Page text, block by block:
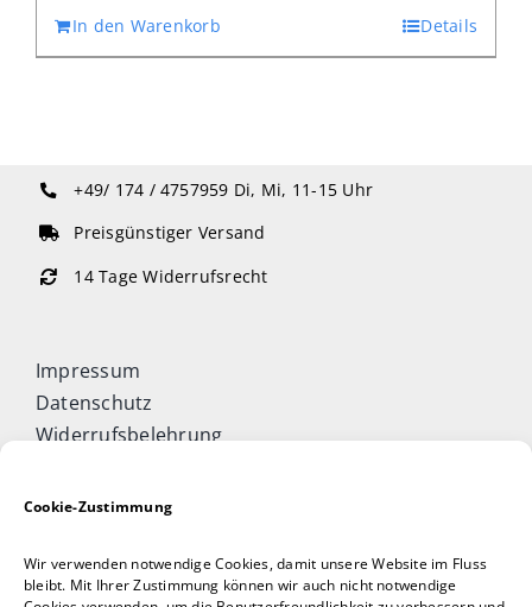
Cookie-Zustimmung
Wir verwenden notwendige Cookies, damit unsere Website im Fluss
bleibt. Mit Ihrer Zustimmung können wir auch nicht notwendige
In den Warenkorb Details
+49/ 174 / 4757959 Di, Mi, 11-15 Uhr
Preisgünstiger Versand
14 Tage Widerrufsrecht
Impressum
Datenschutz
Widerrufsbelehrung
Allgemeine Geschäftsbedingungen
Taijiquan & Qigong Journal